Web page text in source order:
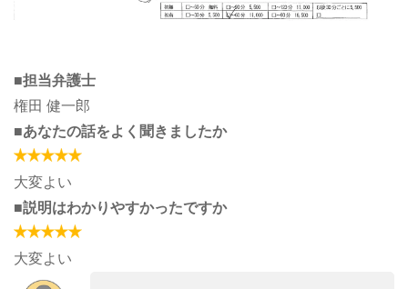
■担当弁護士
権田 健一郎
■あなたの話をよく聞きましたか
大変よい
■説明はわかりやすかったですか
大変よい